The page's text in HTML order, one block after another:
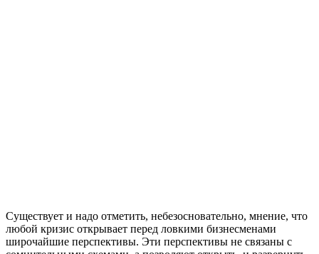
Существует и надо отметить, небезосновательно, мнение, что
любой кризис открывает перед ловкими бизнесменами
широчайшие перспективы. Эти перспективы не связаны с